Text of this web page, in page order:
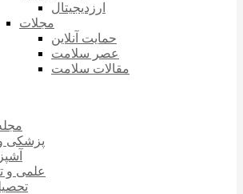
ارزدیجیتال
مجلات
حمایت آنلاین
عصر سلامت
مقالات سلامت
پزشکی
علمی و